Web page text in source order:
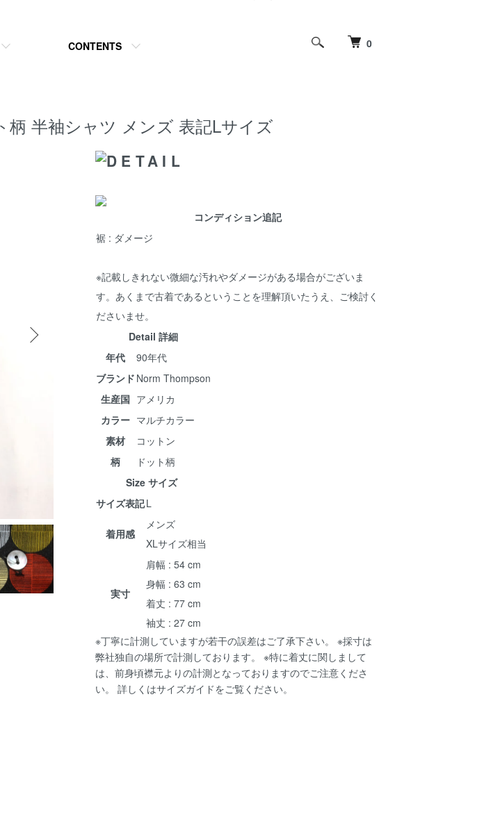
0
CONTENTS
柄 半袖シャツ メンズ 表記Lサイズ
コンディション追記
裾 : ダメージ
※記載しきれない微細な汚れやダメージがある場合がございま
す。あくまで古着であるということを理解頂いたうえ、ご検討く
ださいませ。
Detail 詳細
年代
90年代
ブランド Norm Thompson
生産国 アメリカ
カラー マルチカラー
素材
コットン
柄
ドット柄
Size サイズ
サイズ表記L
着用感
メンズ
XLサイズ相当
実寸
肩幅 : 54 cm
身幅 : 63 cm
着丈 : 77 cm
袖丈 : 27 cm
※丁寧に計測していますが若干の誤差はご了承下さい。 ※採寸は
弊社独自の場所で計測しております。 ※特に着丈に関しまして
は、前身頃襟元よりの計測となっておりますのでご注意くださ
い。 詳しくはサイズガイドをご覧ください。